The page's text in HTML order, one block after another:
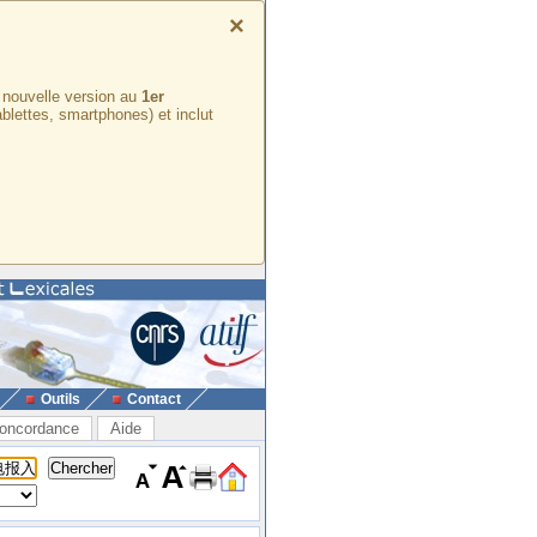
×
version au 1er
smartphones) et inclut
Outils Contact
Aide